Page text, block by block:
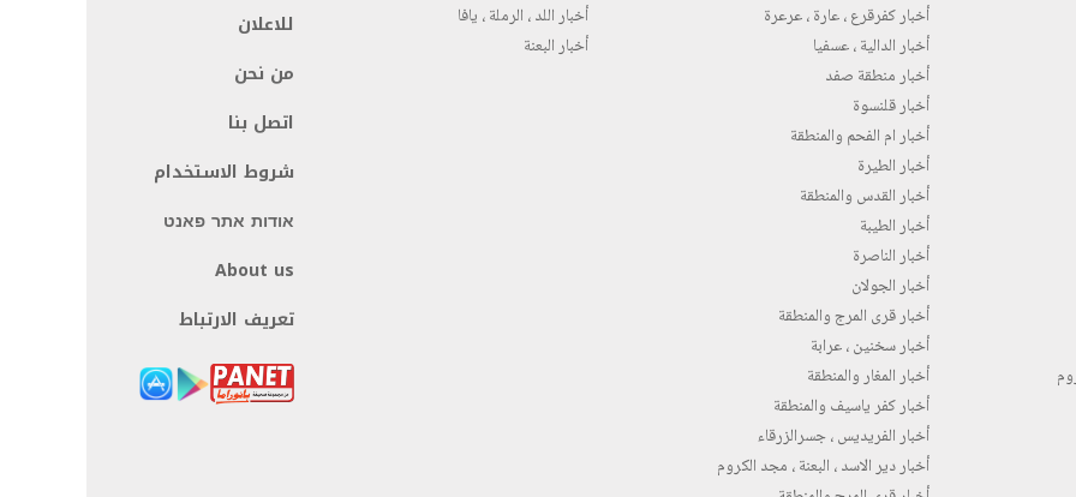
أخبار كفرقرع ، عارة ، عرعرة
أخبار الدالية ، عسفيا
أخبار منطقة صفد
أخبار قلنسوة
أخبار ام الفحم والمنطقة
أخبار الطيرة
أخبار القدس والمنطقة
أخبار الطيبة
أخبار الناصرة
أخبار الجولان
أخبار قرى المرج والمنطقة
أخبار سخنين ، عرابة
أخبار المغار والمنطقة
أخبار كفر ياسيف والمنطقة
أخبار الفريديس ، جسرالزرقاء
أخبار دير الاسد ، البعنة ، مجد الكروم
أخبار اللد ، الرملة ، يافا
أخبار البعنة
للاعلان
من نحن
اتصل بنا
شروط الاستخدام
אודות אתר פאנט
About us
تعريف الارتباط